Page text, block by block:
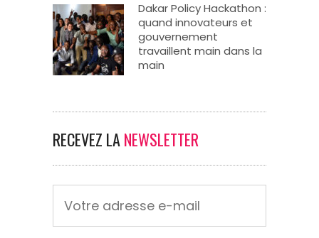
Dakar Policy Hackathon :
quand innovateurs et
gouvernement
travaillent main dans la
main
RECEVEZ LA NEWSLETTER